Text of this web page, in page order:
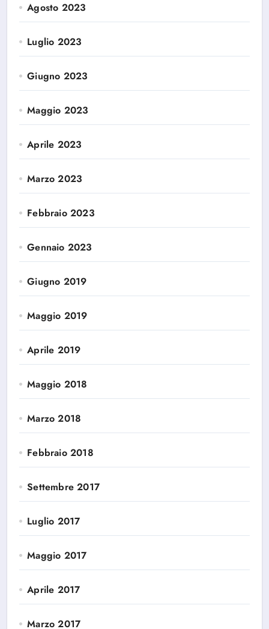
Agosto 2023
Luglio 2023
Giugno 2023
Maggio 2023
Aprile 2023
Marzo 2023
Febbraio 2023
Gennaio 2023
Giugno 2019
Maggio 2019
Aprile 2019
Maggio 2018
Marzo 2018
Febbraio 2018
Settembre 2017
Luglio 2017
Maggio 2017
Aprile 2017
Marzo 2017